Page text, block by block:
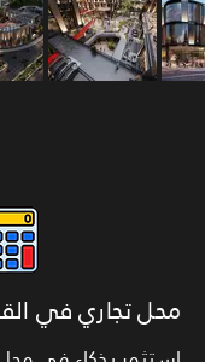
محل تجاري في